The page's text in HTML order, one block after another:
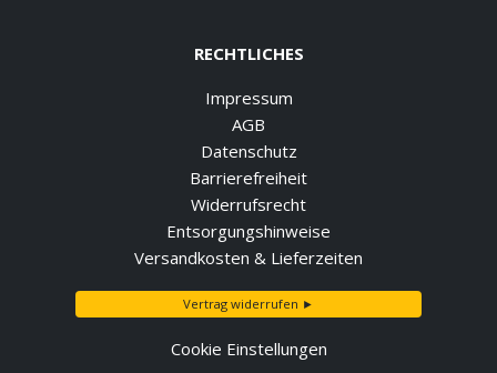
RECHTLICHES
Impressum
AGB
Datenschutz
Barrierefreiheit
Widerrufsrecht
Entsorgungshinweise
Versandkosten & Lieferzeiten
Vertrag widerrufen ►
Cookie Einstellungen